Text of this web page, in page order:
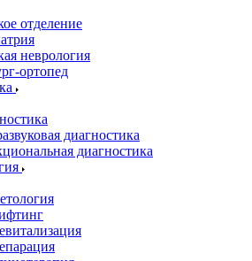
отделение
неврология
ортопед
диагностика
диагностика